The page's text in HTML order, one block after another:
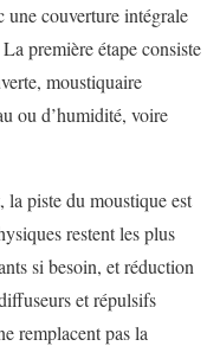
une couverture intégrale
première étape consiste
moustiquaire
ou d’humidité, voire
piste du moustique est
restent les plus
si besoin, et réduction
et répulsifs
remplacent pas la